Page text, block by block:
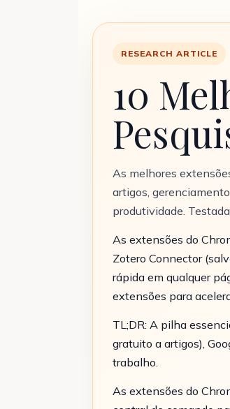
RESEARCH ARTICLE
10
As melhores
artigos,
produtividade.
As extensões do
Zotero Connector
rápida em qualquer
extensões para
TL;DR: A pilha
gratuito a artigos),
trabalho.
As extensões do